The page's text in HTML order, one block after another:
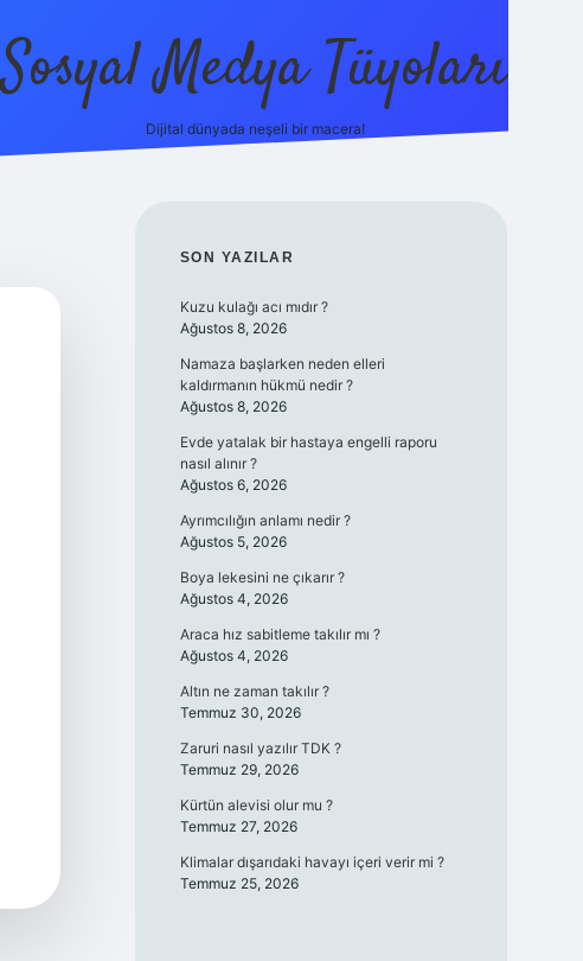
Sosyal Medya Tüyoları
Dijital dünyada neşeli bir macera!
SIDEBAR
SON YAZILAR
Kuzu kulağı acı mıdır ?
Ağustos 8, 2026
Namaza başlarken neden elleri
kaldırmanın hükmü nedir ?
Ağustos 8, 2026
Evde yatalak bir hastaya engelli raporu
nasıl alınır ?
Ağustos 6, 2026
Ayrımcılığın anlamı nedir ?
Ağustos 5, 2026
Boya lekesini ne çıkarır ?
Ağustos 4, 2026
Araca hız sabitleme takılır mı ?
Ağustos 4, 2026
Altın ne zaman takılır ?
Temmuz 30, 2026
Zaruri nasıl yazılır TDK ?
Temmuz 29, 2026
Kürtün alevisi olur mu ?
Temmuz 27, 2026
Klimalar dışarıdaki havayı içeri verir mi ?
Temmuz 25, 2026